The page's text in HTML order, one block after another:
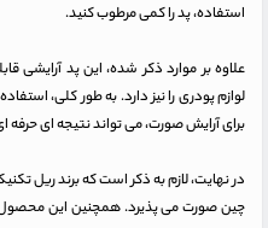
استفاده، پد را کمی مرطوب کنید.
علاوه بر موارد ذکر شده، این پد آرایشی
لوازم پودری را نیز دارد. به طور کلی،
برای آرایش صورت، می تواند نتیجه ای حرفه ای
در نهایت، لازم به ذکر است که برند ریل
چین صورت می پذیرد. همچنین این